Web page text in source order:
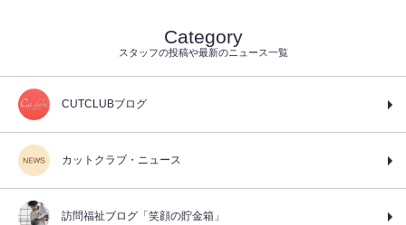
Category
スタッフの投稿や最新のニュース一覧
CUTCLUBブログ
カットクラブ・ニュース
訪問福祉ブログ「笑顔の貯金箱」